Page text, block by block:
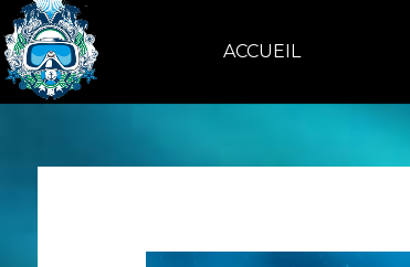
ACCUEIL